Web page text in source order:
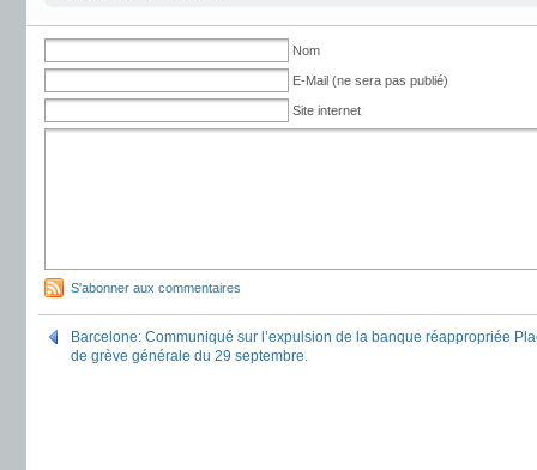
Nom
E-Mail (ne sera pas publié)
Site internet
S'abonner aux commentaires
Barcelone: Communiqué sur l’expulsion de la banque réappropriée
de grève générale du 29 septembre.